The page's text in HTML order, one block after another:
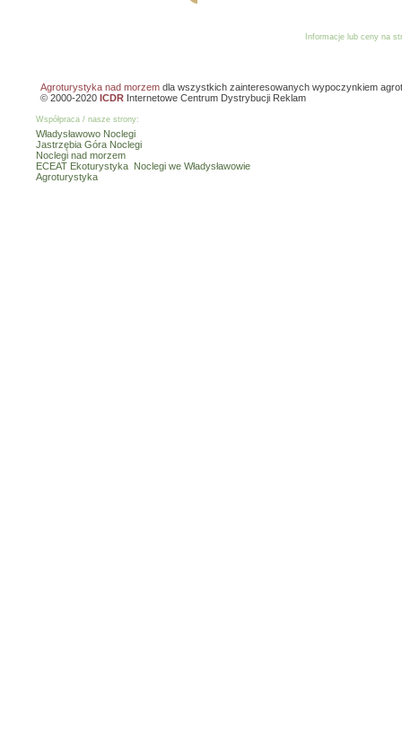
Informacje lub ceny na
Agroturystyka nad morzem dla wszystkich zainteresowanych wypoczynkiem
© 2000-2020 ICDR Internetowe Centrum Dystrybucji Reklam
Współpraca / nasze strony:
Władysławowo Noclegi
Jastrzębia Góra Noclegi
Noclegi nad morzem
ECEAT Ekoturystyka Noclegi we Władysławowie
Agroturystyka